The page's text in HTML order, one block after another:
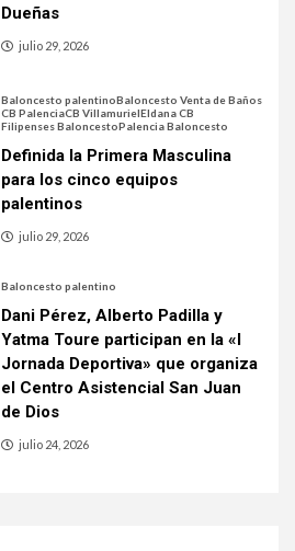
Dueñas
julio 29, 2026
Baloncesto palentinoBaloncesto Venta de Baños
CB PalenciaCB VillamurielEldana CB
Filipenses BaloncestoPalencia Baloncesto
Definida la Primera Masculina
para los cinco equipos
palentinos
julio 29, 2026
Baloncesto palentino
Dani Pérez, Alberto Padilla y
Yatma Toure participan en la «I
Jornada Deportiva» que organiza
el Centro Asistencial San Juan
de Dios
julio 24, 2026